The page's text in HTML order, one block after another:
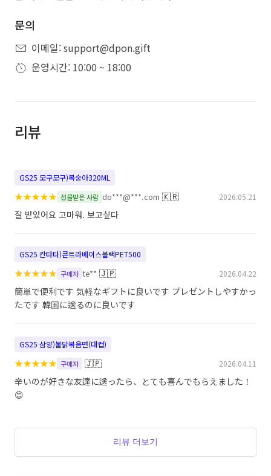
문의
이메일: support@dpon.gift
운영시간: 10:00 ~ 18:00
리뷰
GS25 모구모구)복숭아320ML
★★★★★ 선물받은 사람 do***@***.com 🇰🇷 2026.05.21
잘 받았어요 고마워. 보고싶다
GS25 칸타타)콘트라베이스블랙PET500
★★★★★ 구매자 te** 🇯🇵 2026.04.22
簡単で便利です 気軽なギフトに良いです プレゼントしやすかっ
たです 韓国に送るのに良いです
GS25 삼양)불닭볶음면(대컵)
★★★★★ 구매자 🇯🇵 2026.04.11
辛いのが好きな友達に送ったら、とても喜んでもらえました！
😊
리뷰 더보기